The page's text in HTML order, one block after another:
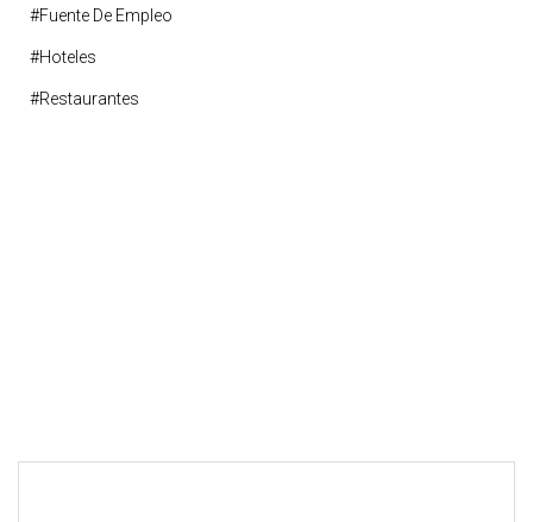
#fuente De Empleo
#hoteles
#Restaurantes